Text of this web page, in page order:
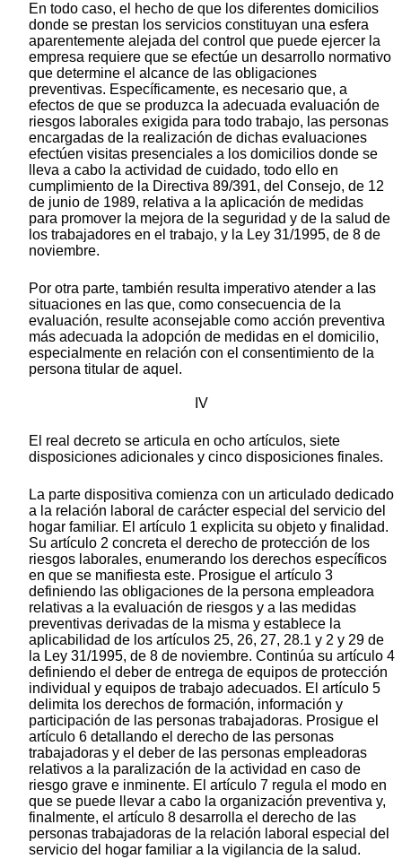
En todo caso, el hecho de que los diferentes domicilios
donde se prestan los servicios constituyan una esfera
aparentemente alejada del control que puede ejercer la
empresa requiere que se efectúe un desarrollo normativo
que determine el alcance de las obligaciones
preventivas. Específicamente, es necesario que, a
efectos de que se produzca la adecuada evaluación de
riesgos laborales exigida para todo trabajo, las personas
encargadas de la realización de dichas evaluaciones
efectúen visitas presenciales a los domicilios donde se
lleva a cabo la actividad de cuidado, todo ello en
cumplimiento de la Directiva 89/391, del Consejo, de 12
de junio de 1989, relativa a la aplicación de medidas
para promover la mejora de la seguridad y de la salud de
los trabajadores en el trabajo, y la Ley 31/1995, de 8 de
noviembre.
Por otra parte, también resulta imperativo atender a las
situaciones en las que, como consecuencia de la
evaluación, resulte aconsejable como acción preventiva
más adecuada la adopción de medidas en el domicilio,
especialmente en relación con el consentimiento de la
persona titular de aquel.
IV
El real decreto se articula en ocho artículos, siete
disposiciones adicionales y cinco disposiciones finales.
La parte dispositiva comienza con un articulado dedicado
a la relación laboral de carácter especial del servicio del
hogar familiar. El artículo 1 explicita su objeto y finalidad.
Su artículo 2 concreta el derecho de protección de los
riesgos laborales, enumerando los derechos específicos
en que se manifiesta este. Prosigue el artículo 3
definiendo las obligaciones de la persona empleadora
relativas a la evaluación de riesgos y a las medidas
preventivas derivadas de la misma y establece la
aplicabilidad de los artículos 25, 26, 27, 28.1 y 2 y 29 de
la Ley 31/1995, de 8 de noviembre. Continúa su artículo 4
definiendo el deber de entrega de equipos de protección
individual y equipos de trabajo adecuados. El artículo 5
delimita los derechos de formación, información y
participación de las personas trabajadoras. Prosigue el
artículo 6 detallando el derecho de las personas
trabajadoras y el deber de las personas empleadoras
relativos a la paralización de la actividad en caso de
riesgo grave e inminente. El artículo 7 regula el modo en
que se puede llevar a cabo la organización preventiva y,
finalmente, el artículo 8 desarrolla el derecho de las
personas trabajadoras de la relación laboral especial del
servicio del hogar familiar a la vigilancia de la salud.